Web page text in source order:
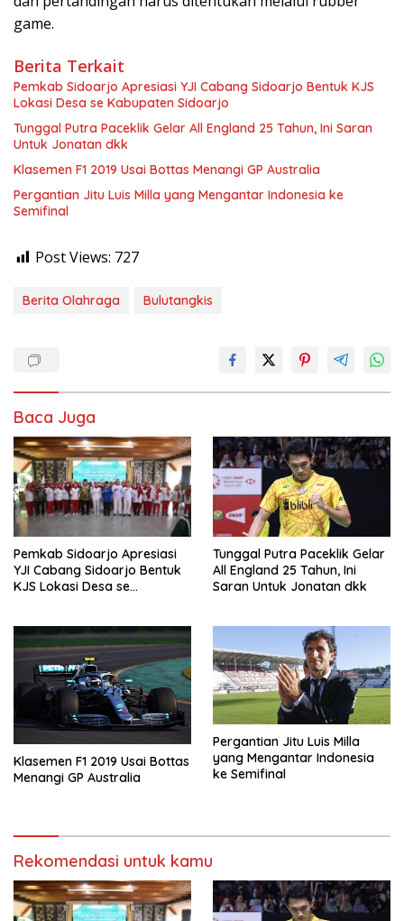
game.
Berita Terkait
Pemkab Sidoarjo Apresiasi YJI Cabang Sidoarjo Bentuk KJS
Lokasi Desa se Kabupaten Sidoarjo
Tunggal Putra Paceklik Gelar All England 25 Tahun, Ini Saran
Untuk Jonatan dkk
Klasemen F1 2019 Usai Bottas Menangi GP Australia
Pergantian Jitu Luis Milla yang Mengantar Indonesia ke
Semifinal
Post Views: 727
Berita Olahraga Bulutangkis
Baca Juga
Pemkab Sidoarjo Apresiasi
YJI Cabang Sidoarjo Bentuk
KJS Lokasi Desa se
Tunggal Putra Paceklik Gelar
All England 25 Tahun, Ini
Saran Untuk Jonatan dkk
Klasemen F1 2019 Usai Bottas
Menangi GP Australia
Pergantian Jitu Luis Milla
yang Mengantar Indonesia
ke Semifinal
Rekomendasi untuk kamu